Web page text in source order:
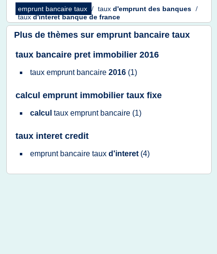
emprunt bancaire taux / taux d'emprunt des banques /
tauxd'interet banquede france
Plus de thèmes sur emprunt bancaire taux
taux bancaire pret immobilier 2016
taux emprunt bancaire 2016 (1)
calcul emprunt immobilier taux fixe
calcul taux emprunt bancaire (1)
taux interet credit
emprunt bancaire taux d'interet (4)